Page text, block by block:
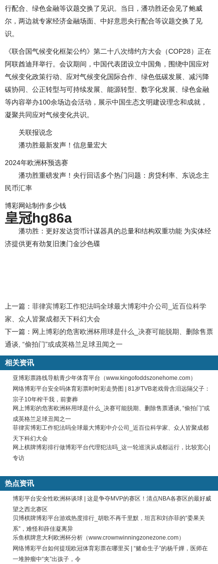
行配合、绿色金融等议题交换了见识。当日，潘功胜还会见了鲍威
尔，两边就专家经济金融场面、中好意思央行配合等议题交换了见
识。
《联合国气候变化框架公约》第二十八次缔约方大会（COP28）正在
阿联酋迪拜举行。会议期间，中国代表团设立中国角，围绕中国应对
气候变化政策行动、应对气候变化国际合作、绿色低碳发展、减污降
碳协同、公正转型与可持续发展、能源转型、数字化发展、绿色金融
等内容举办100余场边会活动，展示中国生态文明建设理念和成就，
凝聚共同应对气候变化共识。
关联报说念
潘功胜最新发声！信息量宏大
2024年欧洲杯预选赛
潘功胜重磅发声！央行回话多个热门问题：房贷利率、东说念主
民币汇率
博彩网站制作多少钱
皇冠hg86a
潘功胜：更好发达货币计谋器具的总量和结构双重功能 为实体经
济提供更有劲复旧澳门金沙色碟
上一篇： 菲律宾博彩工作犯法吗全球最大博彩中介公司_近百位科学
家、众人皆聚成都天下科幻大会
下一篇： 网上博彩的危害欧洲杯用球是什么_决赛可能脱期、删除售票
通谈, “偷拍门”或成英格兰足球丑闻之一
相关资讯
亚博彩票路线导航青少年体育平台（www.kingofoddszonehome.com）
网络博彩平台安全吗体育彩票时时彩走势图 | 81岁TVB老戏骨含泪远隔父子：
宗子10年榨干我，前妻葬
网上博彩的危害欧洲杯用球是什么_决赛可能脱期、删除售票通谈, “偷拍门”或
成英格兰足球丑闻之一
菲律宾博彩工作犯法吗全球最大博彩中介公司_近百位科学家、众人皆聚成都
天下科幻大会
网上棋牌博彩排行做博彩平台代理犯法吗_这一轮巡演从成都运行，比较宽心|
专访
热点资讯
博彩平台安全性欧洲杯谈球 | 这是争夺MVP的赛区！清点NBA各赛区的最好威
望之西北赛区
贝博棋牌博彩平台游戏热度排行_胡歌不再千里默，坦言和刘亦菲的“委果关
系”，难怪和薛佳凝离异
乐鱼棋牌意大利欧洲杯分析（www.crownwinningzonezone.com）
网络博彩平台如何提现欧冠体育彩票在哪里买 | “赌命生子”的杨千嬅，医师在
一堆肿瘤中“夹”出孩子，令